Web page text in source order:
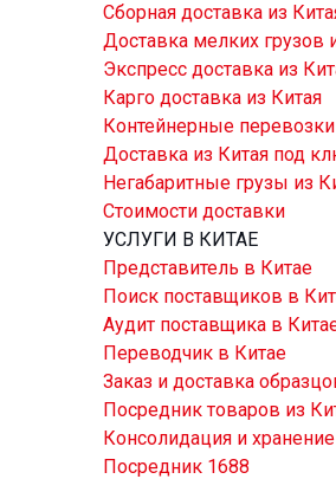
Сборная доставка из
Доставка мелких грузов
Экспресс доставка из
Карго доставка из Китая
Контейнерные
Доставка из Китая под
Негабаритные грузы из
Стоимости доставки
УСЛУГИ В КИТАЕ
Представитель в Китае
Поиск поставщиков в
Аудит поставщика в
Переводчик в Китае
Заказ и доставка
Посредник товаров из
Консолидация и
Посредник 1688